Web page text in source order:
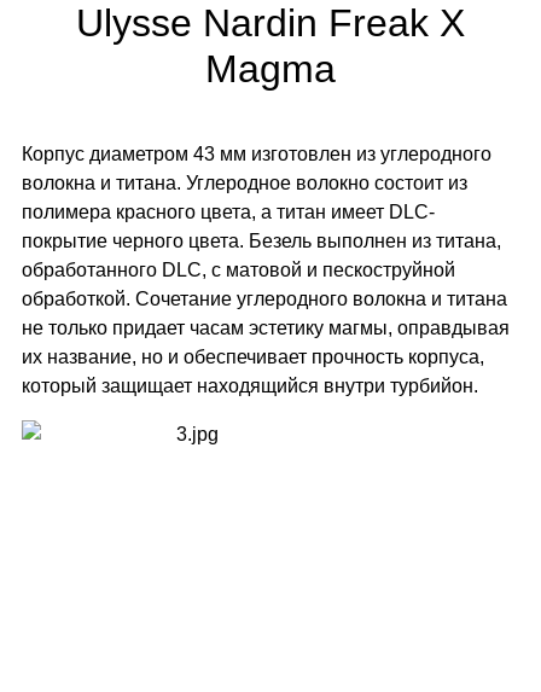
Ulysse Nardin Freak X
Magma
Корпус диаметром 43 мм изготовлен из углеродного
волокна и титана. Углеродное волокно состоит из
полимера красного цвета, а титан имеет DLC-
покрытие черного цвета. Безель выполнен из титана,
обработанного DLC, с матовой и пескоструйной
обработкой. Сочетание углеродного волокна и титана
не только придает часам эстетику магмы, оправдывая
их название, но и обеспечивает прочность корпуса,
который защищает находящийся внутри турбийон.